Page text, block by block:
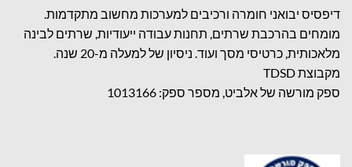
דיפסיס יבואני חומרה ורכיבים למערכות מחשוב מתקדמות.
מומחים בהרכבת שרתים, תחנות עבודה ייעודיות, שרתים לבינה
מלאכותית, כרטיסי מסך ועוד. ניסיון של למעלה מ-20 שנה.
מקבוצת TDSD
ספק מורשה של אלביט, מספר ספק: 1013166